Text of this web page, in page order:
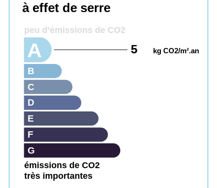
émissions de CO2
très importantes
à effet de serre
peu d’émissions de CO2
G
F
E
D
C
B
A 5 kg CO2/m².an